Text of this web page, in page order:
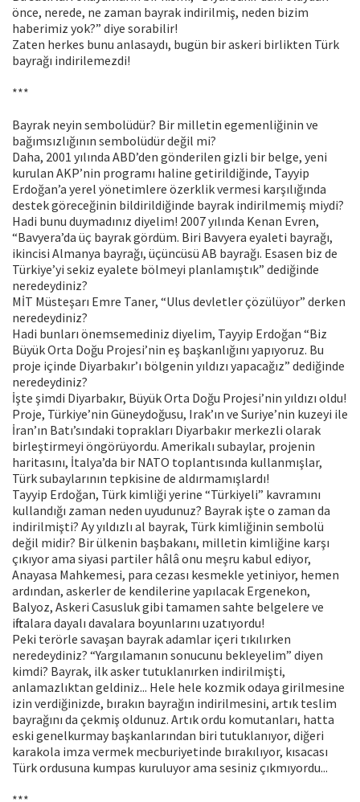
önce, nerede, ne zaman bayrak indirilmiş, neden bizim
haberimiz yok?” diye sorabilir!
Zaten herkes bunu anlasaydı, bugün bir askeri birlikten Türk
bayrağı indirilemezdi!
***
Bayrak neyin sembolüdür? Bir milletin egemenliğinin ve
bağımsızlığının sembolüdür değil mi?
Daha, 2001 yılında ABD’den gönderilen gizli bir belge, yeni
kurulan AKP’nin programı haline getirildiğinde, Tayyip
Erdoğan’a yerel yönetimlere özerklik vermesi karşılığında
destek göreceğinin bildirildiğinde bayrak indirilmemiş miydi?
Hadi bunu duymadınız diyelim! 2007 yılında Kenan Evren,
“Bavyera’da üç bayrak gördüm. Biri Bavyera eyaleti bayrağı,
ikincisi Almanya bayrağı, üçüncüsü AB bayrağı. Esasen biz de
Türkiye’yi sekiz eyalete bölmeyi planlamıştık” dediğinde
neredeydiniz?
MİT Müsteşarı Emre Taner, “Ulus devletler çözülüyor” derken
neredeydiniz?
Hadi bunları önemsemediniz diyelim, Tayyip Erdoğan “Biz
Büyük Orta Doğu Projesi’nin eş başkanlığını yapıyoruz. Bu
proje içinde Diyarbakır’ı bölgenin yıldızı yapacağız” dediğinde
neredeydiniz?
İşte şimdi Diyarbakır, Büyük Orta Doğu Projesi’nin yıldızı oldu!
Proje, Türkiye’nin Güneydoğusu, Irak’ın ve Suriye’nin kuzeyi ile
İran’ın Batı’sındaki toprakları Diyarbakır merkezli olarak
birleştirmeyi öngörüyordu. Amerikalı subaylar, projenin
haritasını, İtalya’da bir NATO toplantısında kullanmışlar,
Türk subaylarının tepkisine de aldırmamışlardı!
Tayyip Erdoğan, Türk kimliği yerine “Türkiyeli” kavramını
kullandığı zaman neden uyudunuz? Bayrak işte o zaman da
indirilmişti? Ay yıldızlı al bayrak, Türk kimliğinin sembolü
değil midir? Bir ülkenin başbakanı, milletin kimliğine karşı
çıkıyor ama siyasi partiler hâlâ onu meşru kabul ediyor,
Anayasa Mahkemesi, para cezası kesmekle yetiniyor, hemen
ardından, askerler de kendilerine yapılacak Ergenekon,
Balyoz, Askeri Casusluk gibi tamamen sahte belgelere ve
iftiralara dayalı davalara boyunlarını uzatıyordu!
Peki terörle savaşan bayrak adamlar içeri tıkılırken
neredeydiniz? “Yargılamanın sonucunu bekleyelim” diyen
kimdi? Bayrak, ilk asker tutuklanırken indirilmişti,
anlamazlıktan geldiniz... Hele hele kozmik odaya girilmesine
izin verdiğinizde, bırakın bayrağın indirilmesini, artık teslim
bayrağını da çekmiş oldunuz. Artık ordu komutanları, hatta
eski genelkurmay başkanlarından biri tutuklanıyor, diğeri
karakola imza vermek mecburiyetinde bırakılıyor, kısacası
Türk ordusuna kumpas kuruluyor ama sesiniz çıkmıyordu...